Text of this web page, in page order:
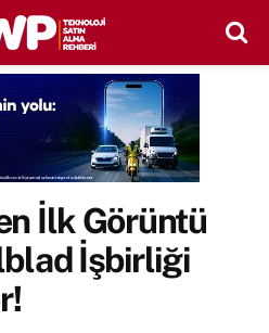
İlk Görüntü
İşbirliği